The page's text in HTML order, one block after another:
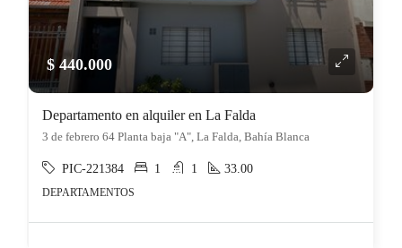
$ 440.000
Departamento en alquiler en La Falda
3 de febrero 64 Planta baja "A", La Falda, Bahía Blanca
PIC-221384 1 1 33.00
DEPARTAMENTOS